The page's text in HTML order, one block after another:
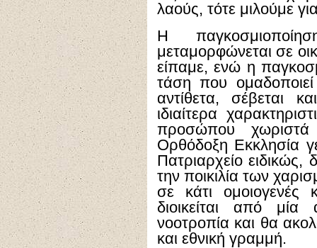
λαούς, τότε μιλούμε
Η
μεταμορφώνεται σε
είπαμε, ενώ η
τάση που
αντίθετα, σέβεται
ιδιαίτερα
προσώπου
Ορθόδοξη Εκκλησία
Πατριαρχείο
την ποικιλία των
σε κάτι
διοικείται από
νοοτροπία και θα
και εθνική γραμμή.